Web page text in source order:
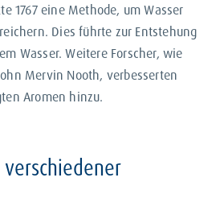
1767 eine Methode, um Wasser
Dies führte zur Entstehung
Wasser. Weitere Forscher, wie
Mervin Nooth, verbesserten
Aromen hinzu.